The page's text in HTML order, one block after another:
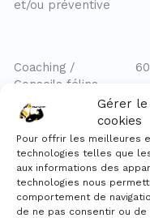
Gérer le
cookies
Pour offrir les meilleures
technologies telles que
aux informations des
technologies nous
comportement de
de ne pas consentir ou
et/ou préventive
Coaching /
Conseils félins
Désensibilisation
aux soins
quotidiens
100
€